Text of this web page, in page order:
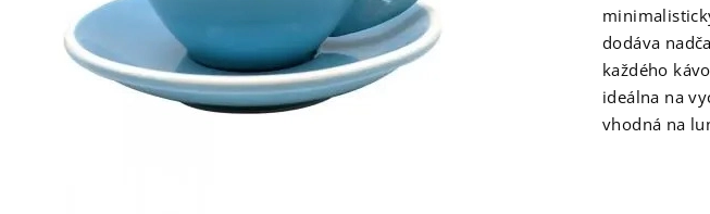
dodáva
každého
ideálna na
vhodná na